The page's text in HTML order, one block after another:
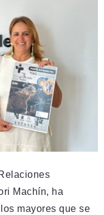
Machín, ha
mayores que se